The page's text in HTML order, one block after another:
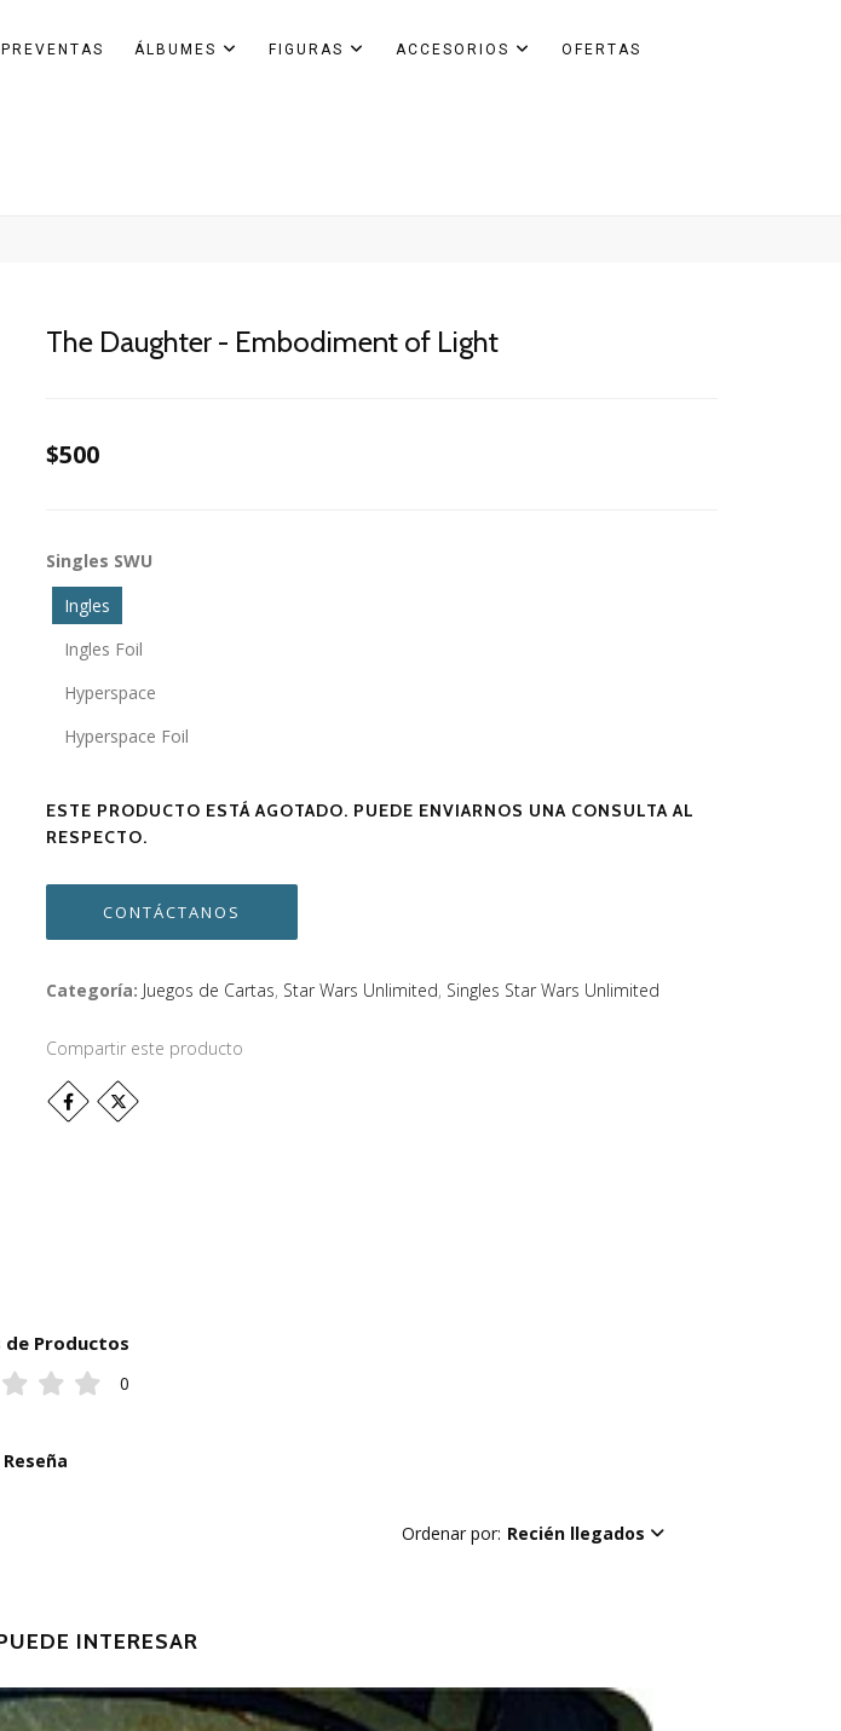
PREVENTAS ÁLBUMES FIGURAS ACCESORIOS OFERTAS
The Daughter - Embodiment of Light
$500
Singles SWU
Ingles
Ingles Foil
Hyperspace
Hyperspace Foil
ESTE PRODUCTO ESTÁ AGOTADO. PUEDE ENVIARNOS UNA CONSULTA AL
RESPECTO.
CONTÁCTANOS
Categoría: Juegos de Cartas, Star Wars Unlimited, Singles Star Wars Unlimited
Compartir este producto
de Productos
0
Reseña
Ordenar por: Recién llegados
INTERESAR